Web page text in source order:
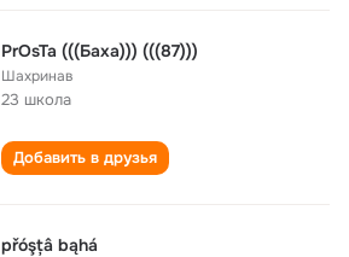
PrOsTa (((Баха))) (((87)))
Шахринав
23 школа
Добавить в друзья
přóşțâ bąhá